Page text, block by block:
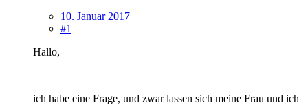
10. Januar 2017
#1
Hallo,
ich habe eine Frage, und zwar lassen sich meine Frau und ich